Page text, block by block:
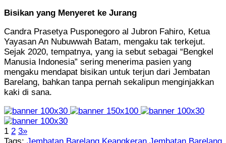
Bisikan yang Menyeret ke Jurang
Candra Prasetya Pusponegoro al Jubron Fahiro, Ketua
Yayasan An Nubuwwah Batam, mengaku tak terkejut.
Sejak 2020, tempatnya, yang ia sebut sebagai “Bengkel
Manusia Indonesia” sering menerima pasien yang
mengaku mendapat bisikan untuk terjun dari Jembatan
Barelang, bahkan tanpa pernah sekalipun menginjakkan
kaki di sana.
1 2 3»